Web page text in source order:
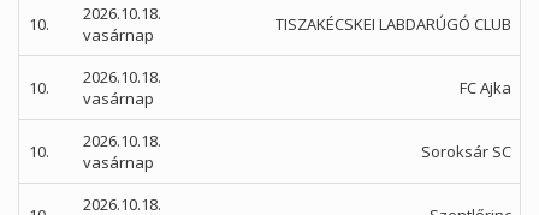
10.
2026.10.18.
vasárnap
TISZAKÉCSKEI LABDARÚGÓ CLUB
10.
2026.10.18.
vasárnap
FC Ajka
10.
2026.10.18.
vasárnap
Soroksár SC
2026.10.18.